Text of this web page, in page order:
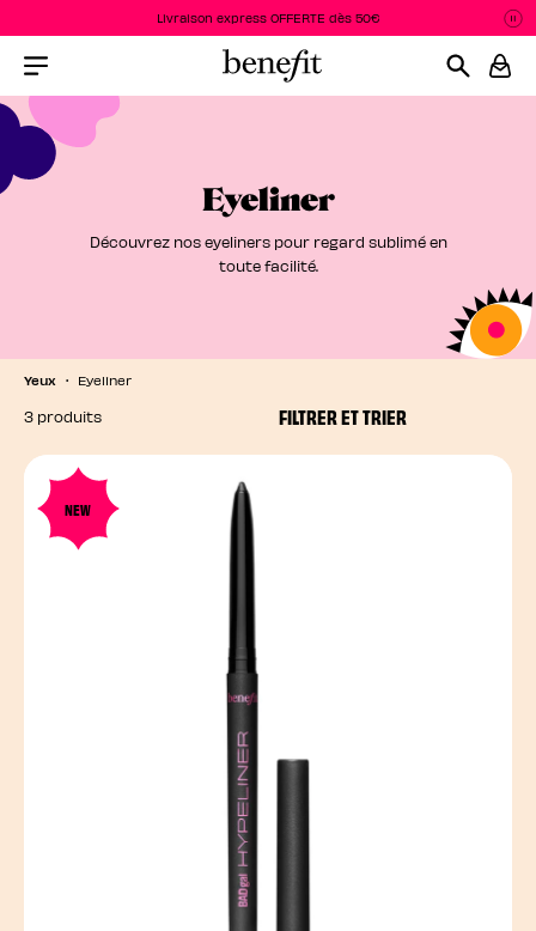
Livraison express OFFERTE dès 50€
Menu Collapsed
Eyeliner
Découvrez nos eyeliners pour regard sublimé en
toute facilité.
Yeux Eyeliner
FILTRER ET TRIER
3 produits
NEW